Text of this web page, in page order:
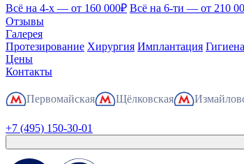
Всё на 4-х — от 160 000₽ Всё на 6-ти — от 210
Отзывы
Галерея
Протезирование Хирургия Имплантация Гигиена
Цены
Контакты
Первомайская Щёлковская
+7 (495) 150-30-01